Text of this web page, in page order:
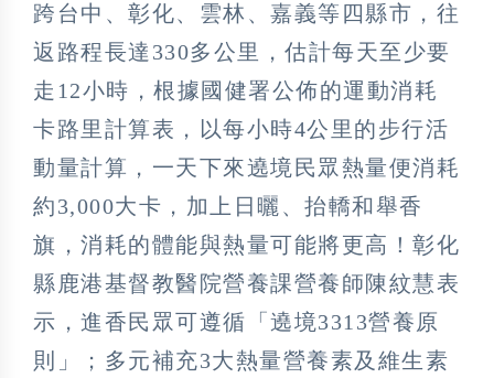
跨台中、彰化、雲林、嘉義等四縣市，往
返路程長達330多公里，估計每天至少要
走12小時，根據國健署公佈的運動消耗
卡路里計算表，以每小時4公里的步行活
動量計算，一天下來遶境民眾熱量便消耗
約3,000大卡，加上日曬、抬轎和舉香
旗，消耗的體能與熱量可能將更高！彰化
縣鹿港基督教醫院營養課營養師陳紋慧表
示，進香民眾可遵循「遶境3313營養原
則」；多元補充3大熱量營養素及維生素